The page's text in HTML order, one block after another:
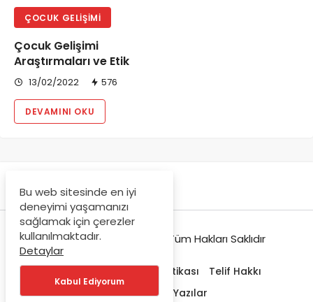
ÇOCUK GELIŞIMI
Çocuk Gelişimi
Araştırmaları ve Etik
13/02/2022 576
DEVAMINI OKU
© Copyright 2021-2022, Tüm Hakları Saklıdır
Gizlilik Politikası
Telif Hakkı
Trendlerdeki Yazılar
Bu web sitesinde en iyi
deneyimi yaşamanızı
sağlamak için çerezler
kullanılmaktadır.
Detaylar
Kabul Ediyorum